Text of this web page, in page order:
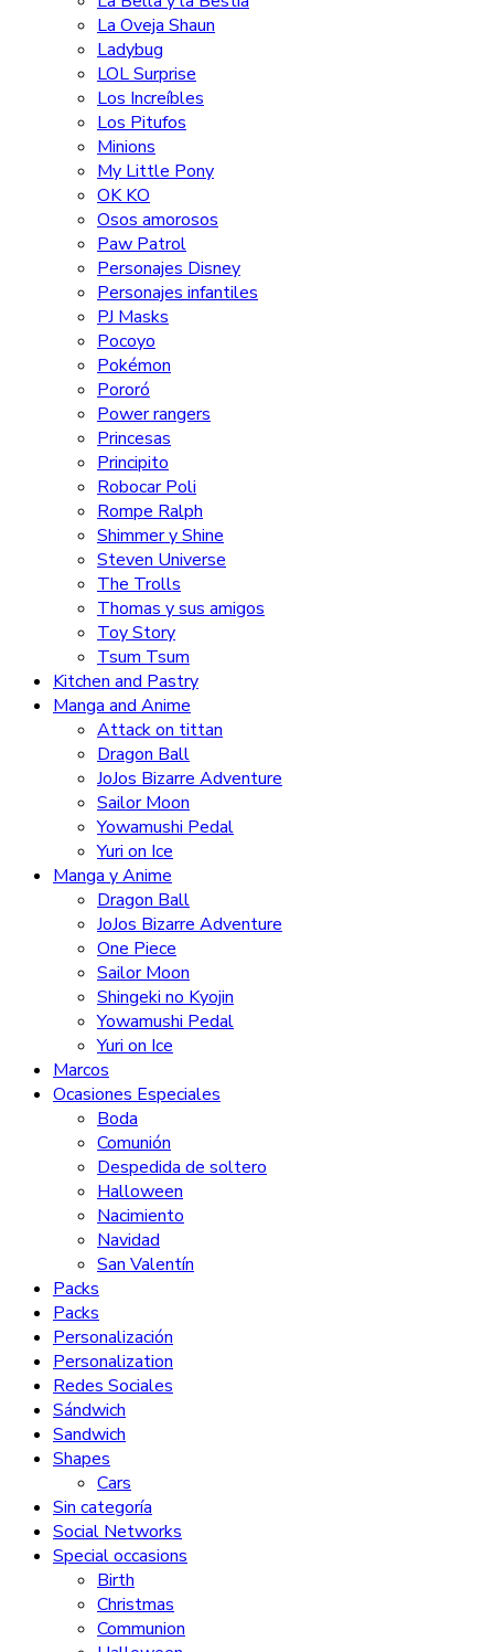
La Oveja Shaun
Ladybug
LOL Surprise
Los Increíbles
Los Pitufos
Minions
My Little Pony
OK KO
Osos amorosos
Paw Patrol
Personajes Disney
Personajes infantiles
PJ Masks
Pocoyo
Pokémon
Pororó
Power rangers
Princesas
Principito
Robocar Poli
Rompe Ralph
Shimmer y Shine
Steven Universe
The Trolls
Thomas y sus amigos
Toy Story
Tsum Tsum
Kitchen and Pastry
Manga and Anime
Attack on tittan
Dragon Ball
JoJos Bizarre Adventure
Sailor Moon
Yowamushi Pedal
Yuri on Ice
Manga y Anime
Dragon Ball
JoJos Bizarre Adventure
One Piece
Sailor Moon
Shingeki no Kyojin
Yowamushi Pedal
Yuri on Ice
Marcos
Ocasiones Especiales
Boda
Comunión
Despedida de soltero
Halloween
Nacimiento
Navidad
San Valentín
Packs
Packs
Personalización
Personalization
Redes Sociales
Sándwich
Sandwich
Shapes
Cars
Sin categoría
Social Networks
Special occasions
Birth
Christmas
Communion